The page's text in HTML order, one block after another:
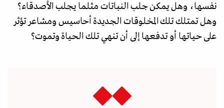
نفسها، وهل يمكن جلب النباتات مثلما يجلب الأصدقاء؟
وهل تمتلك تلك المخلوقات الجديدة أحاسيس ومشاعر تؤثر
على حياتها أو تدفعها إلى أن تنهي تلك الحياة وتموت؟